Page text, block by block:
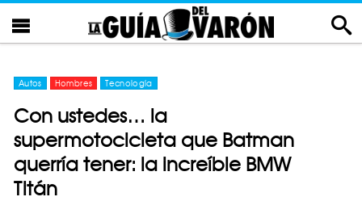
Autos Hombres Tecnología
Con ustedes… la
supermotocicleta que Batman
querría tener: la increíble BMW
Titán